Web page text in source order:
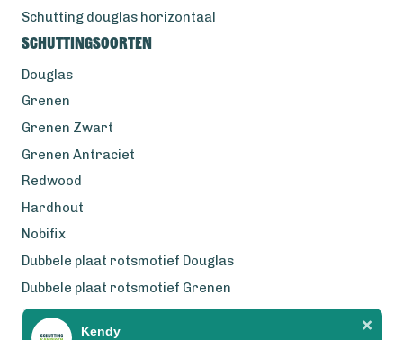
Schutting douglas horizontaal
Schuttingsoorten
Douglas
Grenen
Grenen Zwart
Grenen Antraciet
Redwood
Hardhout
Nobifix
Dubbele plaat rotsmotief Douglas
Dubbele plaat rotsmotief Grenen
Zweeds Rabat Douglas
Kendy